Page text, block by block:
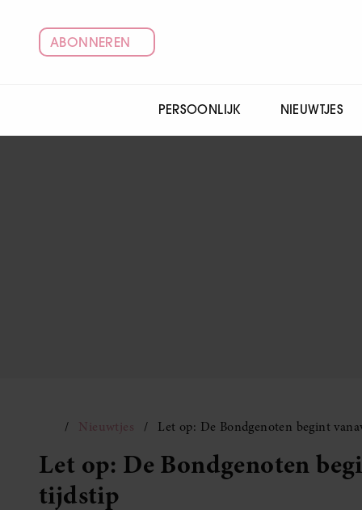
ABONNEREN
PERSOONLIJK NIEUWTJES
Nieuwtjes Let op: De Bondgenoten begint
Let op: De Bondgenoten
tijdstip